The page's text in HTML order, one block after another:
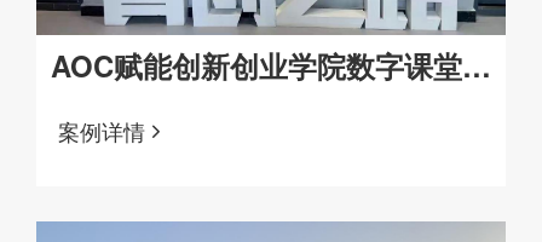
AOC赋能创新创业学院数字课堂升
级
案例详情